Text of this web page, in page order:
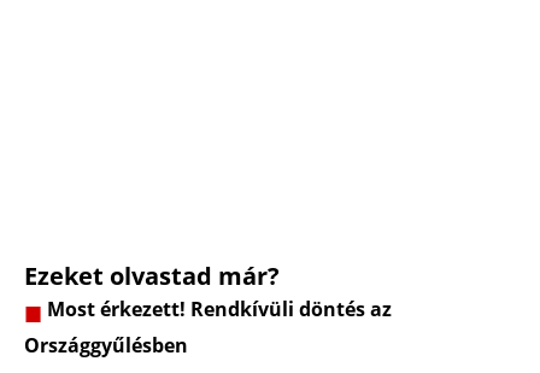
Ezeket olvastad már?
Most érkezett! Rendkívüli döntés az
Országgyűlésben